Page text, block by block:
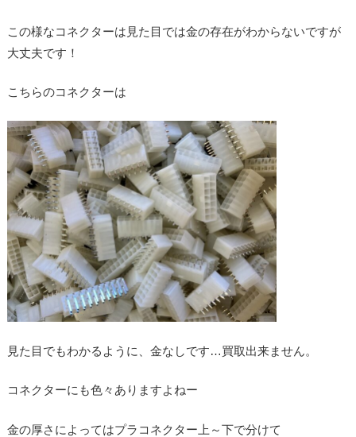
この様なコネクターは見た目では金の存在がわからないですが
大丈夫です！
こちらのコネクターは
見た目でもわかるように、金なしです…買取出来ません。
コネクターにも色々ありますよねー
金の厚さによってはプラコネクター上～下で分けて